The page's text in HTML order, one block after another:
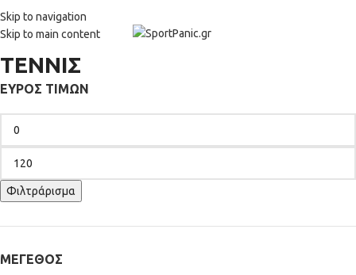
Skip to navigation
Skip to main content
ΤΕΝΝΙΣ
ΕΎΡΟΣ ΤΙΜΏΝ
Φιλτράρισμα
ΜΈΓΕΘΟΣ